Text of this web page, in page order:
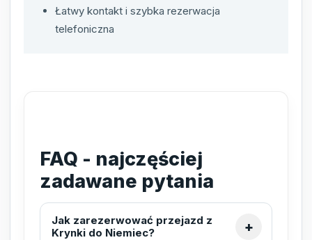
Łatwy kontakt i szybka rezerwacja
telefoniczna
FAQ - najczęściej
zadawane pytania
Jak zarezerwować przejazd z
Krynki do Niemiec?